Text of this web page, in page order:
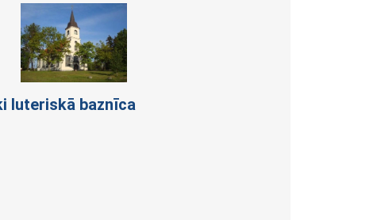
luteriskā baznīca